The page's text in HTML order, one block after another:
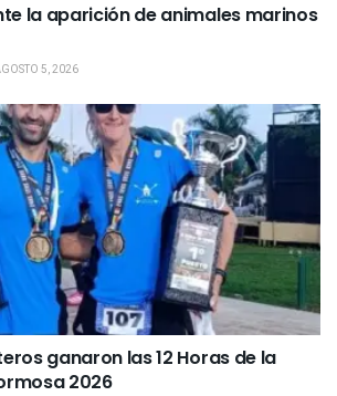
la aparición de animales marinos
5, 2026
ganaron las 12 Horas de la
2026